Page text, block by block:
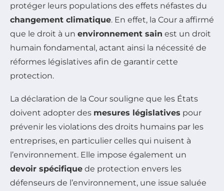
protéger leurs populations des effets néfastes du
changement climatique. En effet, la Cour a affirmé
que le droit à un environnement sain est un droit
humain fondamental, actant ainsi la nécessité de
réformes législatives afin de garantir cette
protection.
La déclaration de la Cour souligne que les États
doivent adopter des mesures législatives pour
prévenir les violations des droits humains par les
entreprises, en particulier celles qui nuisent à
l’environnement. Elle impose également un
devoir spécifique de protection envers les
défenseurs de l’environnement, une issue saluée